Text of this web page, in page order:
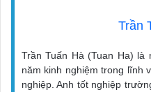
Trần
Trần Tuấn Hà (Tuan Ha)
năm kinh nghiệm trong lĩnh
nghiệp. Anh tốt nghiệp